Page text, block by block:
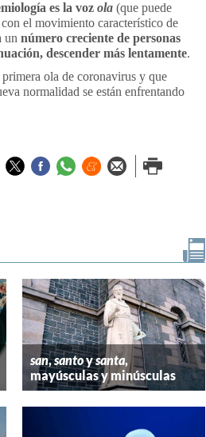
es la voz ola (que puede
el movimiento característico de
un número creciente de personas
descender más lentamente.
ola de coronavirus y que
normalidad se están enfrentando
TwitterFacebook
Whatsapp
Menéame
Enviar porImprimir
san,santoysanta,
mayúsculas y minúsculas